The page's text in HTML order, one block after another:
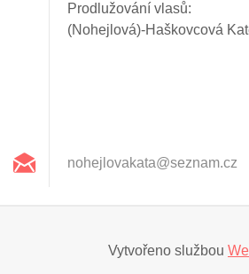
Prodlužování vlasů:
(Nohejlová)-Haškovcová
nohejlovakata@seznam.cz
Vytvořeno službou